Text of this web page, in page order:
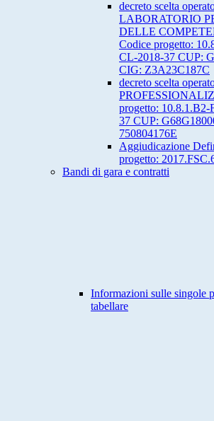
decreto scelta
LABORATORIO
DELLE
Codice progetto:
CL-2018-37 CUP:
CIG: Z3A23C187C
decreto scelta
progetto:
37 CUP:
750804176E
Aggiudicazione
progetto:
Bandi di gara e contratti
Informazioni sulle singole
tabellare